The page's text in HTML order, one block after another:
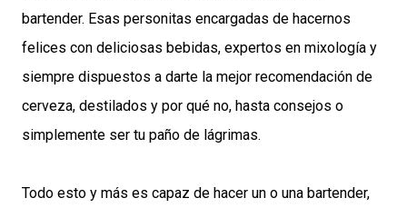
bartender. Esas personitas encargadas de hacernos
felices con deliciosas bebidas, expertos en mixología y
siempre dispuestos a darte la mejor recomendación de
cerveza, destilados y por qué no, hasta consejos o
simplemente ser tu paño de lágrimas.
Todo esto y más es capaz de hacer un o una bartender,